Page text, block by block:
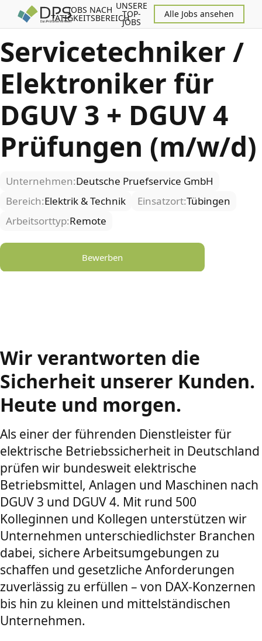
JOBS NACH
TÄTIGKEITSBEREICH
UNSERE
TOP-
JOBS
Alle Jobs ansehen
Servicetechniker /
Elektroniker für
DGUV 3 + DGUV 4
Prüfungen (m/w/d)
Unternehmen:Deutsche Pruefservice GmbH
Bereich:Elektrik & Technik Einsatzort:Tübingen
Arbeitsorttyp:Remote
Bewerben
Wir verantworten die
Sicherheit unserer Kunden.
Heute und morgen.
Als einer der führenden Dienstleister für
elektrische Betriebssicherheit in Deutschland
prüfen wir bundesweit elektrische
Betriebsmittel, Anlagen und Maschinen nach
DGUV 3 und DGUV 4. Mit rund 500
Kolleginnen und Kollegen unterstützen wir
Unternehmen unterschiedlichster Branchen
dabei, sichere Arbeitsumgebungen zu
schaffen und gesetzliche Anforderungen
zuverlässig zu erfüllen – von DAX-Konzernen
bis hin zu kleinen und mittelständischen
Unternehmen.